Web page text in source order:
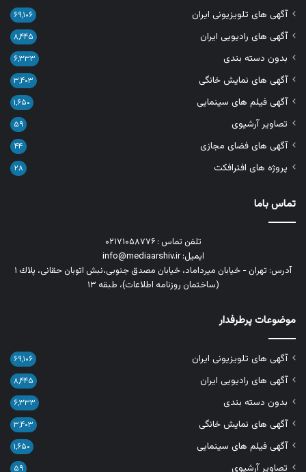
آگهی های تلویزیونی ایران ۶۹,۱۰۶
آگهی های رادیویی ایران ۸,۴۴۵
بدون دسته بندی ۶,۳۳۳
آگهی های نمایش خانگی ۳,۴۰۳
آگهی فیلم های سینمایی ۱,۶۵۰
تصاویر آرشیوی ۵۹
آگهی های فضای مجازی ۴۴
پروژه های افترافکت ۲۸
تماس باما
تلفن تماس : ۰۲۱۷۱۰۵۸۷۷۶
ایمیل: info@mediaarshiv.ir
آدرس: تهران - خیابان میرداماد، خیابان مصدق جنوبی،نبش اتوبان حقانی، پلاك ١
(ساختمان روزنامه اطلاعات)، طبقه ۱۳
موضوعات پرطرفدار
آگهی های تلویزیونی ایران ۶۹,۱۰۶
آگهی های رادیویی ایران ۸,۴۴۵
بدون دسته بندی ۶,۳۳۳
آگهی های نمایش خانگی ۳,۴۰۳
آگهی فیلم های سینمایی ۱,۶۵۰
تصاویر آرشیوی ۵۹